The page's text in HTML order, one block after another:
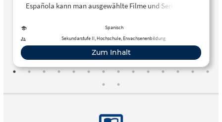
Española kann man ausgewählte Filme und Serien (rtve
VPN Software nicht sehen kann.
Spanisch
Sekundarstufe II, Hochschule, Erwachsenenbildung
Zum Inhalt